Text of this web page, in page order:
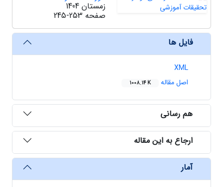
زمستان 1404
صفحه 245-253
فایل ها
XML
اصل مقاله
1008.14 K
هم رسانی
ارجاع به این مقاله
آمار